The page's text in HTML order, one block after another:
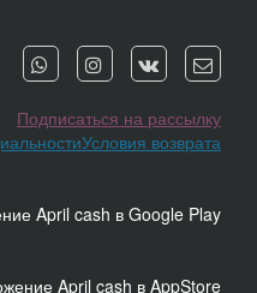
Подписаться на рассылку
Условия возврата
April cash в Google Play
April cash в AppStore